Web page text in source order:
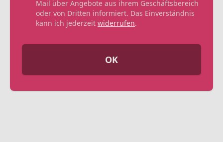
Mail über Angebote aus ihrem Geschäftsbereich
oder von Dritten informiert. Das Einverständnis
kann ich jederzeit widerrufen.
OK